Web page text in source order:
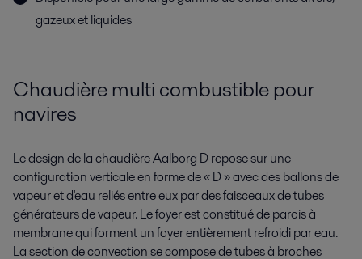
gazeux et liquides
Chaudière multi combustible pour
navires
Le design de la chaudière Aalborg D repose sur une
configuration verticale en forme de « D » avec des ballons de
vapeur et d'eau reliés entre eux par des faisceaux de tubes
générateurs de vapeur. Le foyer est constitué de parois à
membrane qui forment un foyer entièrement refroidi par eau.
La section de convection se compose de tubes à broches